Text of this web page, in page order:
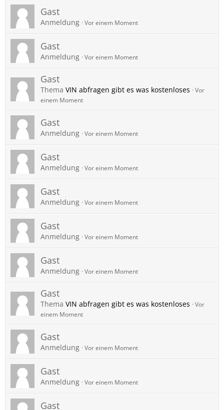
Gast
Anmeldung Vor einem Moment
Gast
Anmeldung Vor einem Moment
Gast
Thema VIN abfragen gibt es was kostenloses
Vor
einem Moment
Gast
Anmeldung Vor einem Moment
Gast
Anmeldung Vor einem Moment
Gast
Anmeldung Vor einem Moment
Gast
Anmeldung Vor einem Moment
Gast
Anmeldung Vor einem Moment
Gast
Thema VIN abfragen gibt es was kostenloses
Vor
einem Moment
Gast
Anmeldung Vor einem Moment
Gast
Anmeldung Vor einem Moment
Gast